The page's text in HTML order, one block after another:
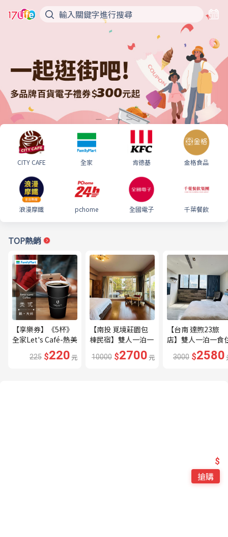
CITY CAFE 全家 肯德基 金格食品
浪漫摩鐵 pchome 全國電子 千葉餐飲
TOP熱銷
【享樂券】《5杯》
全家Let's Café-熱美
225 $220元
【南投 覓境莊園包
棟民宿】雙人一泊一
食住宿券---🔥平日
贈下午茶、兩張券即
10000 $2700元
【台南 達煦23旅
店】雙人一泊一食
宿券---🔥近海安路
商圈🔥
3000 $2580
$
搶購